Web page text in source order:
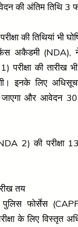
की अंतिम तिथि 3
की तिथियां भी
अकैडमी (NDA),
परीक्षा की तारीख
इनके लिए
जाएगा और आवेदन
2) की परीक्षा
तय
फोर्सेस
के लिए विस्तृत